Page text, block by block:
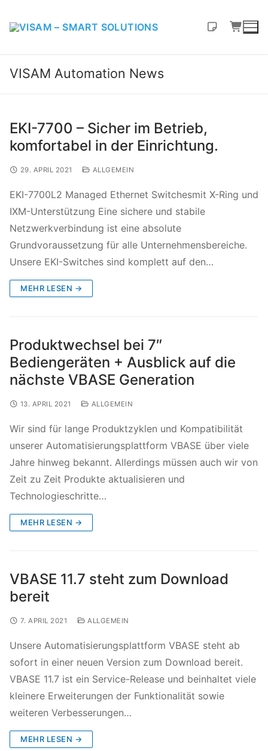
VISAM Automation News
EKI-7700 – Sicher im Betrieb,
komfortabel in der Einrichtung.
29. APRIL 2021 ALLGEMEIN
EKI-7700L2 Managed Ethernet Switchesmit X-Ring und
IXM-Unterstützung Eine sichere und stabile
Netzwerkverbindung ist eine absolute
Grundvoraussetzung für alle Unternehmensbereiche.
Unsere EKI-Switches sind komplett auf den…
MEHR LESEN →
Produktwechsel bei 7″
Bediengeräten + Ausblick auf die
nächste VBASE Generation
13. APRIL 2021 ALLGEMEIN
Wir sind für lange Produktzyklen und Kompatibilität
unserer Automatisierungsplattform VBASE über viele
Jahre hinweg bekannt. Allerdings müssen auch wir von
Zeit zu Zeit Produkte aktualisieren und
Technologieschritte…
MEHR LESEN →
VBASE 11.7 steht zum Download
bereit
7. APRIL 2021 ALLGEMEIN
Unsere Automatisierungsplattform VBASE steht ab
sofort in einer neuen Version zum Download bereit.
VBASE 11.7 ist ein Service-Release und beinhaltet viele
kleinere Erweiterungen der Funktionalität sowie
weiteren Verbesserungen…
MEHR LESEN →